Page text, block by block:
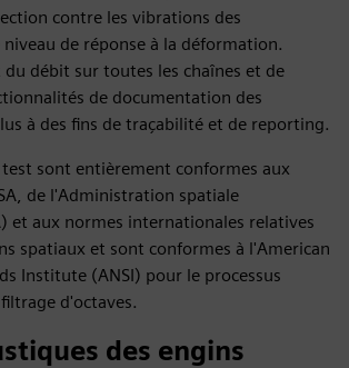
contre les vibrations des
de réponse à la déformation.
débit sur toutes les chaînes et de
de documentation des
à des fins de traçabilité et de reporting.
sont entièrement conformes aux
de l'Administration spatiale
et aux normes internationales relatives
spatiaux et sont conformes à l'American
Institute (ANSI) pour le processus
d'octaves.
des engins